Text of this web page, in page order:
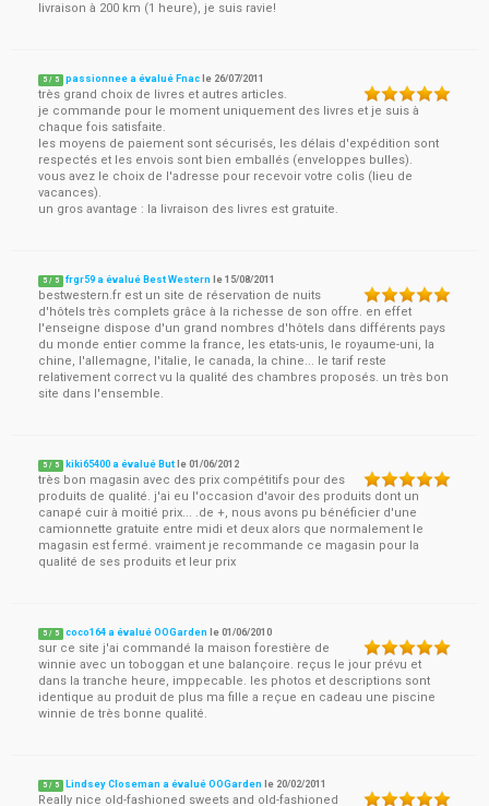
livraison à 200 km (1 heure), je suis ravie!
5 / 5 passionnee a évalué Fnac le 26/07/2011
très grand choix de livres et autres articles.
je commande pour le moment uniquement des livres et je suis à
chaque fois satisfaite.
les moyens de paiement sont sécurisés, les délais d'expédition sont
respectés et les envois sont bien emballés (enveloppes bulles).
vous avez le choix de l'adresse pour recevoir votre colis (lieu de
vacances).
un gros avantage : la livraison des livres est gratuite.
5 / 5 frgr59 a évalué Best Western le15/08/2011
bestwestern.fr est un site de réservation de nuits
d'hôtels très complets grâce à la richesse de son offre. en effet
l'enseigne dispose d'un grand nombres d'hôtels dans différents pays
du monde entier comme la france, les etats-unis, le royaume-uni, la
chine, l'allemagne, l'italie, le canada, la chine... le tarif reste
relativement correct vu la qualité des chambres proposés. un très bon
site dans l'ensemble.
5 / 5 kiki65400 a évalué But le01/06/2012
très bon magasin avec des prix compétitifs pour des
produits de qualité. j'ai eu l'occasion d'avoir des produits dont un
canapé cuir à moitié prix... .de +, nous avons pu bénéficier d'une
camionnette gratuite entre midi et deux alors que normalement le
magasin est fermé. vraiment je recommande ce magasin pour la
qualité de ses produits et leur prix
5 / 5 coco164 a évalué OOGarden le01/06/2010
sur ce site j'ai commandé la maison forestière de
winnie avec un toboggan et une balançoire. reçus le jour prévu et
dans la tranche heure, imppecable. les photos et descriptions sont
identique au produit de plus ma fille a reçue en cadeau une piscine
winnie de très bonne qualité.
5 / 5 Lindsey Closeman a évalué OOGarden le 20/02/2011
Really nice old-fashioned sweets and old-fashioned